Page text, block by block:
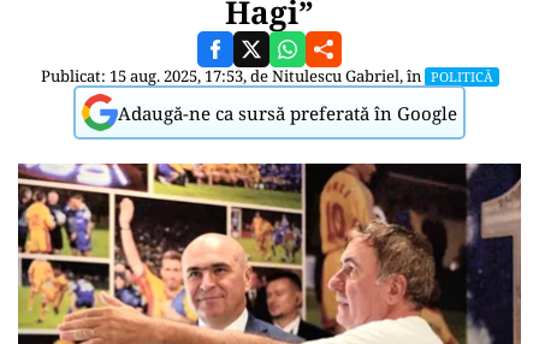
Hagi”
Publicat: 15 aug. 2025, 17:53, deNitulescu Gabriel, în POLITICĂ
Adaugă-ne ca sursă preferată în Google